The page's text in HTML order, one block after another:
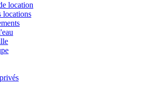
location
locations